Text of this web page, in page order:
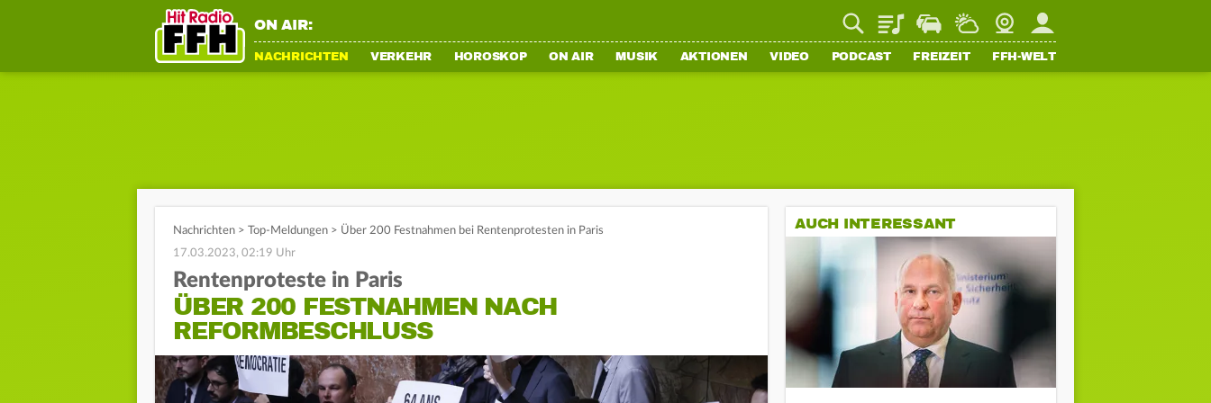
ON AIR: PlaylistStaupilotWetterWebcamMein FFH
NACHRICHTEN VERKEHR HOROSKOP ON AIR MUSIK AKTIONEN VIDEO PODCAST FREIZEIT FFH-WELT
Nachrichten > Top-Meldungen > Über 200 Festnahmen bei Rentenprotesten in Paris
17.03.2023, 02:19 Uhr
Rentenproteste in Paris
ÜBER 200 FESTNAHMEN NACH
REFORMBESCHLUSS
AUCH INTERESSANT